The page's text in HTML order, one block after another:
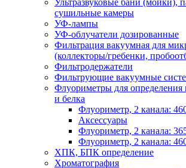
Ультразвуковые бани (мойки),
сушильные камеры
УФ-лампы
УФ-облучатели дозированные
Фильтрация вакуумная для
(коллекторы/гребенки,
Фильтродержатели
Фильтрующие вакуумные
Флуориметры для
и белка
Флуориметр, 2 канала:
Аксессуары
Флуориметр, 2 канала:
Флуориметр, 2 канала:
ХПК, БПК определение
Хроматография